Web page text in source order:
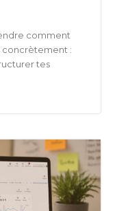
comment
concrètement :
tes